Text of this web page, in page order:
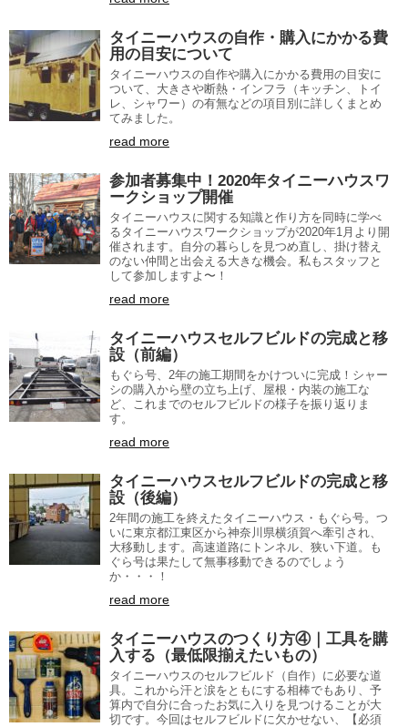
タイニーハウスの自作・購入にかかる費
用の目安について
タイニーハウスの自作や購入にかかる費用の目安に
ついて、大きさや断熱・インフラ（キッチン、トイ
レ、シャワー）の有無などの項目別に詳しくまとめ
てみました。
read more
参加者募集中！2020年タイニーハウスワ
ークショップ開催
タイニーハウスに関する知識と作り方を同時に学べ
るタイニーハウスワークショップが2020年1月より開
催されます。自分の暮らしを見つめ直し、掛け替え
のない仲間と出会える大きな機会。私もスタッフと
して参加しますよ〜！
read more
タイニーハウスセルフビルドの完成と移
設（前編）
もぐら号、2年の施工期間をかけついに完成！シャー
シの購入から壁の立ち上げ、屋根・内装の施工な
ど、これまでのセルフビルドの様子を振り返りま
す。
read more
タイニーハウスセルフビルドの完成と移
設（後編）
2年間の施工を終えたタイニーハウス・もぐら号。つ
いに東京都江東区から神奈川県横須賀へ牽引され、
大移動します。高速道路にトンネル、狭い下道。も
ぐら号は果たして無事移動できるのでしょう
か・・・！
read more
タイニーハウスのつくり方④｜工具を購
入する（最低限揃えたいもの）
タイニーハウスのセルフビルド（自作）に必要な道
具。これから汗と涙をともにする相棒でもあり、予
算内で自分に合ったお気に入りを見つけることが大
切です。今回はセルフビルドに欠かせない、【必須